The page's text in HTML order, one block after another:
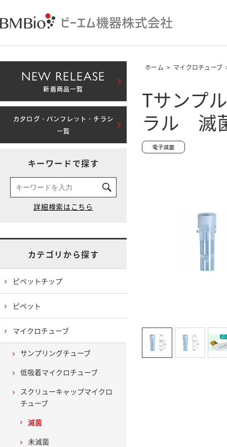
ホーム > マイクロチューブ
Tサンプ
ラル 滅
NEW RELEASE
新着商品一覧
カタログ・パンフレット・チラシ
一覧
キーワードで探す
カテゴリから探す
ピペットチップ
ピペット
マイクロチューブ
サンプリングチューブ
低吸着マイクロチューブ
スクリューキャップマイクロ
チューブ
滅菌
未滅菌